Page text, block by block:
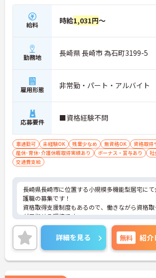
給料 時給1,031円～
勤務地 長崎県 長崎市 為石町3199-5
雇用形態 非常勤・パート・アルバイト
応募要件 ■資格経験不問
車通勤可 未経験OK 残業少なめ 無資格OK
資格取得
産休･育休･介護休暇取得実績あり
ボーナス・賞与あり
社
交通費支給
長崎県長崎市に位置する小規模多機能型居宅にて
護職の募集です！
資格取得支援制度もあるので、働きながら資格取
が目指せる環境です。
ご興味ある方には、面接対策ポイントなど、さら
詳細をお話しいたしますのでお気軽にご相談くださ
い！
詳細を見る 無料 紹介